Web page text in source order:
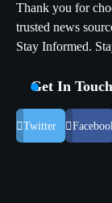
Thank you for
trusted news
Stay Informed.
Get In Touch
Twitter